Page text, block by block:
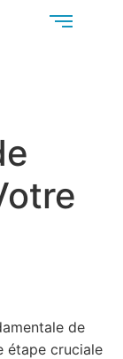
de
étape cruciale